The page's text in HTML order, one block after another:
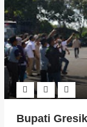
Bupati